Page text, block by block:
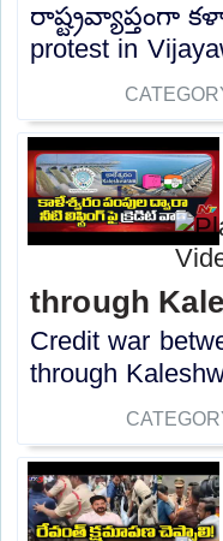
రాష్ట్రవ్యాప్తంగా
protest in
through
Credit war
through